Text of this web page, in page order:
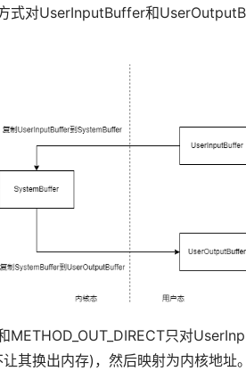
式对UserInputBuffer和
METHOD_OUT_DIRECT只对
其换出内存)，然后映射为内核地